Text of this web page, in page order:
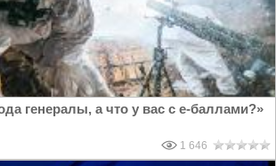
генералы, а что у вас с е-баллами?»
1 646